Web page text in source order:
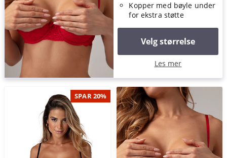
Kopper med bøyle under
for ekstra støtte
Velg størrelse
Les mer
SPAR 20%